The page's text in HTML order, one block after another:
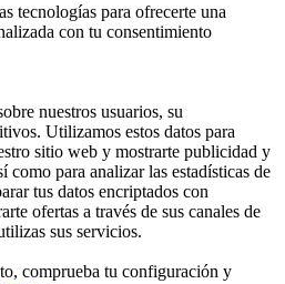
tecnologías para ofrecerte una
con tu consentimiento
nuestros usuarios, su
Utilizamos estos datos para
sitio web y mostrarte publicidad y
como para analizar las estadísticas de
tus datos encriptados con
ofertas a través de sus canales de
sus servicios.
comprueba tu configuración y